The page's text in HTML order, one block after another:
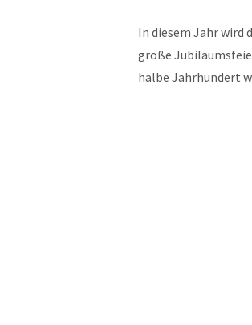
In diesem Jahr wird
große
halbe Jahrhundert